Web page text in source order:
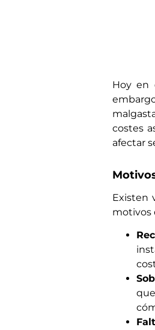
Hoy en
costes
afectar
Existen
motivos